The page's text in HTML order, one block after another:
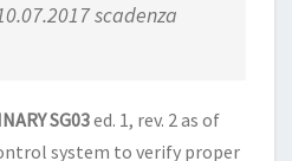
scadenza
SG03ed. 1, rev. 2 as of
system to verify proper